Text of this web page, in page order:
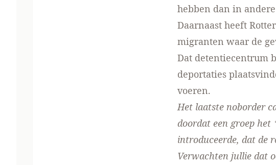
hebben dan in
Daarnaast heeft
migranten waar de
Dat detentiecentrum
deportaties
voeren.
Het laatste noborder
doordat een groep het
introduceerde, dat de
Verwachten jullie dat